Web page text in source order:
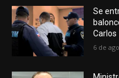
Se
Carlos
6 de